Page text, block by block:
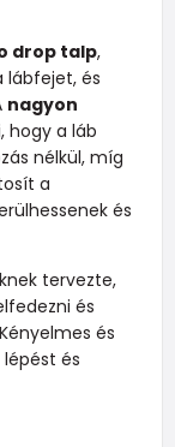
drop talp,
lábfejet, és
nagyon
hogy a láb
nélkül, míg
a
és
tervezte,
és
és
és